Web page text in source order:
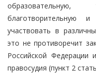
образовательную,
благотворительную
участвовать в
это не противоречит
Российской Федерации
правосудия (пункт 2